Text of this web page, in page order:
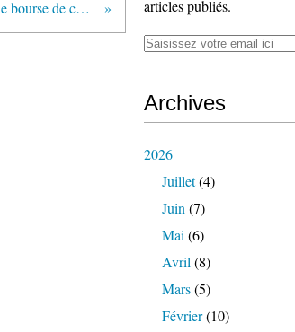
Demander une bourse de collège par internet (vidéo mise en ligne par le ministère)
articles publiés.
Archives
2026
Juillet(4)
Juin (7)
Mai (6)
Avril (8)
Mars(5)
Février(10)